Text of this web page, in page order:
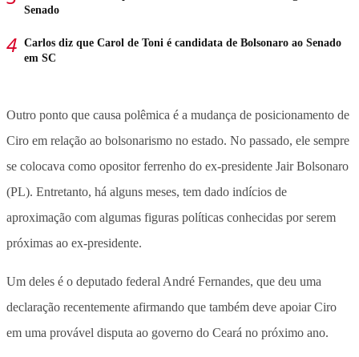
Senado
Carlos diz que Carol de Toni é candidata de Bolsonaro ao Senado
em SC
Outro ponto que causa polêmica é a mudança de posicionamento de
Ciro em relação ao bolsonarismo no estado. No passado, ele sempre
se colocava como opositor ferrenho do ex-presidente Jair Bolsonaro
(PL). Entretanto, há alguns meses, tem dado indícios de
aproximação com algumas figuras políticas conhecidas por serem
próximas ao ex-presidente.
Um deles é o deputado federal André Fernandes, que deu uma
declaração recentemente afirmando que também deve apoiar Ciro
em uma provável disputa ao governo do Ceará no próximo ano.